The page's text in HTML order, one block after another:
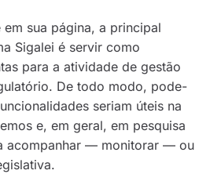
sua página, a principal
Sigalei é servir como
para a atividade de gestão
De todo modo, pode-
seriam úteis na
e, em geral, em pesquisa
acompanhar — monitorar — ou